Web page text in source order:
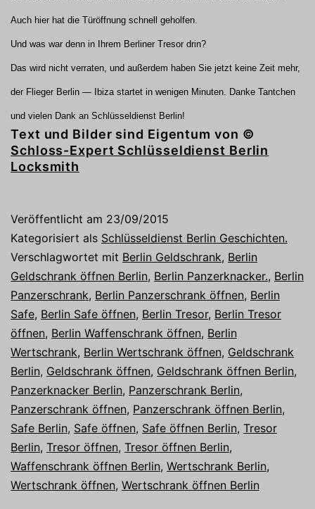
Auch hier hat die Türöffnung schnell geholfen.
Und was war denn in Ihrem Berliner Tresor drin?
Das wird nicht verraten, und außerdem haben Sie jetzt keine Zeit mehr,
der Flieger Berlin — Ibiza startet in wenigen Minuten. Danke Tantchen
und vielen Dank an Schlüsseldienst Berlin!
Text und Bilder sind Eigentum von ©
Schloss-Expert Schlüsseldienst Berlin
Locksmith
Veröffentlicht am 23/09/2015
Kategorisiert als Schlüsseldienst Berlin Geschichten.
Verschlagwortet mit Berlin Geldschrank, Berlin
Geldschrank öffnen Berlin, Berlin Panzerknacker., Berlin
Panzerschrank, Berlin Panzerschrank öffnen, Berlin
Safe, Berlin Safe öffnen, Berlin Tresor, Berlin Tresor
öffnen, Berlin Waffenschrank öffnen, Berlin
Wertschrank, Berlin Wertschrank öffnen, Geldschrank
Berlin, Geldschrank öffnen, Geldschrank öffnen Berlin,
Panzerknacker Berlin, Panzerschrank Berlin,
Panzerschrank öffnen, Panzerschrank öffnen Berlin,
Safe Berlin, Safe öffnen, Safe öffnen Berlin, Tresor
Berlin, Tresor öffnen, Tresor öffnen Berlin,
Waffenschrank öffnen Berlin, Wertschrank Berlin,
Wertschrank öffnen, Wertschrank öffnen Berlin